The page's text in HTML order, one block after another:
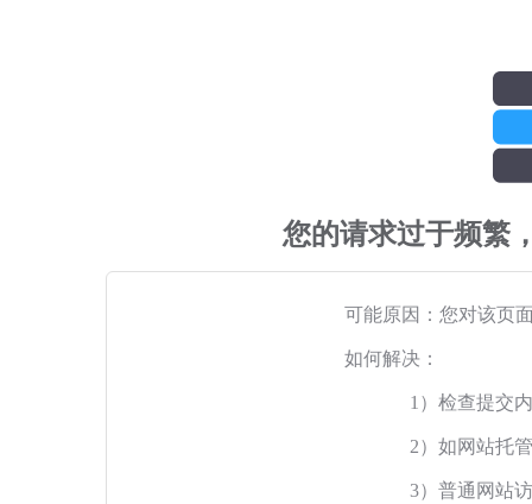
您的请求过于频繁
可能原因：您对该页
如何解决：
1）检查提交
2）如网站托
3）普通网站